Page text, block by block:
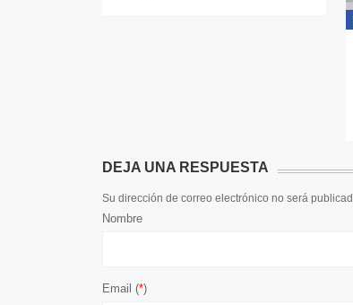
DEJA UNA RESPUESTA
Su dirección de correo electrónico no será
Nombre
Email (*)